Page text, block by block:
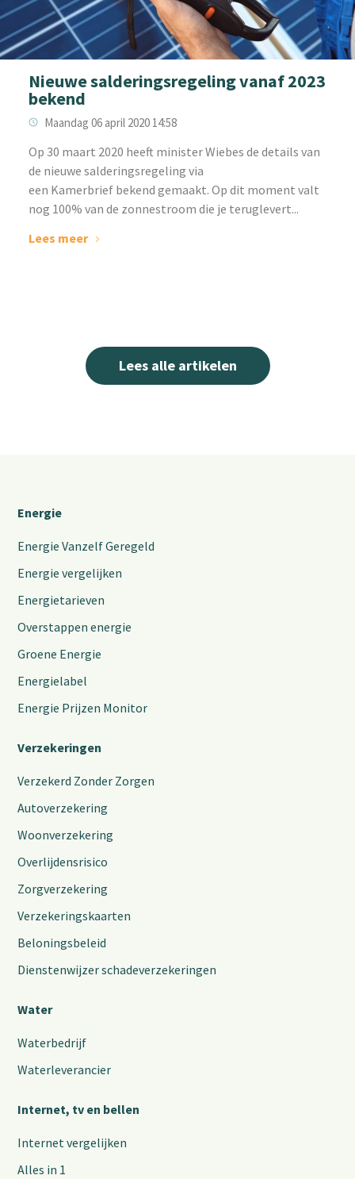
Nieuwe salderingsregeling vanaf 2023
bekend
Maandag 06 april 2020 14:58
Op 30 maart 2020 heeft minister Wiebes de details van
de nieuwe salderingsregeling via
een Kamerbrief bekend gemaakt. Op dit moment valt
nog 100% van de zonnestroom die je teruglevert...
Lees meer
Lees alle artikelen
Energie
Energie Vanzelf Geregeld
Energie vergelijken
Energietarieven
Overstappen energie
Groene Energie
Energielabel
Energie Prijzen Monitor
Verzekeringen
Verzekerd Zonder Zorgen
Autoverzekering
Woonverzekering
Overlijdensrisico
Zorgverzekering
Verzekeringskaarten
Beloningsbeleid
Dienstenwijzer schadeverzekeringen
Water
Waterbedrijf
Waterleverancier
Internet, tv en bellen
Internet vergelijken
Alles in 1